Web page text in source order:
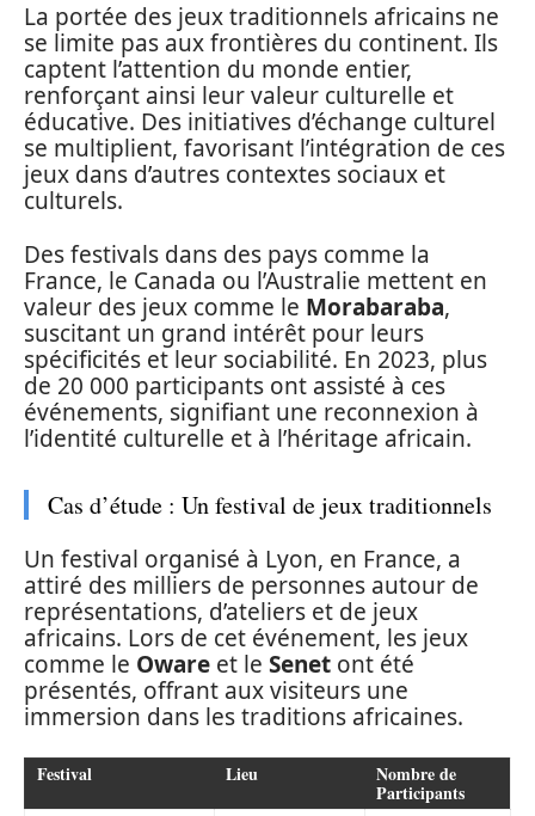
La portée des jeux traditionnels africains ne
se limite pas aux frontières du continent. Ils
captent l’attention du monde entier,
renforçant ainsi leur valeur culturelle et
éducative. Des initiatives d’échange culturel
se multiplient, favorisant l’intégration de ces
jeux dans d’autres contextes sociaux et
culturels.
Des festivals dans des pays comme la
France, le Canada ou l’Australie mettent en
valeur des jeux comme le Morabaraba,
suscitant un grand intérêt pour leurs
spécificités et leur sociabilité. En 2023, plus
de 20 000 participants ont assisté à ces
événements, signifiant une reconnexion à
l’identité culturelle et à l’héritage africain.
Cas d’étude : Un festival de jeux traditionnels
Un festival organisé à Lyon, en France, a
attiré des milliers de personnes autour de
représentations, d’ateliers et de jeux
africains. Lors de cet événement, les jeux
comme le Oware et le Senet ont été
présentés, offrant aux visiteurs une
immersion dans les traditions africaines.
Festival Lieu Nombre de
Participants